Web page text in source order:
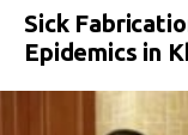
Sick
Epidemics in